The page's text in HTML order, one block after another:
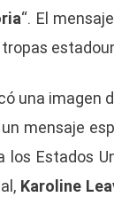
“. El
una imagen
mensaje
Estados
Karoline